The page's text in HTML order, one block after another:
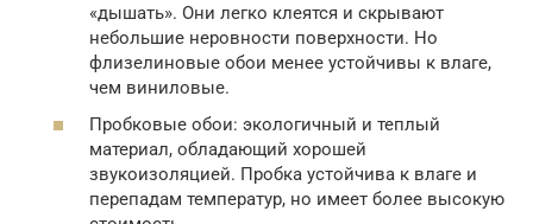
«дышать». Они легко клеятся и скрывают
небольшие неровности поверхности. Но
флизелиновые обои менее устойчивы к влаге,
чем виниловые.
Пробковые обои: экологичный и теплый
материал, обладающий хорошей
звукоизоляцией. Пробка устойчива к влаге и
перепадам температур, но имеет более высокую